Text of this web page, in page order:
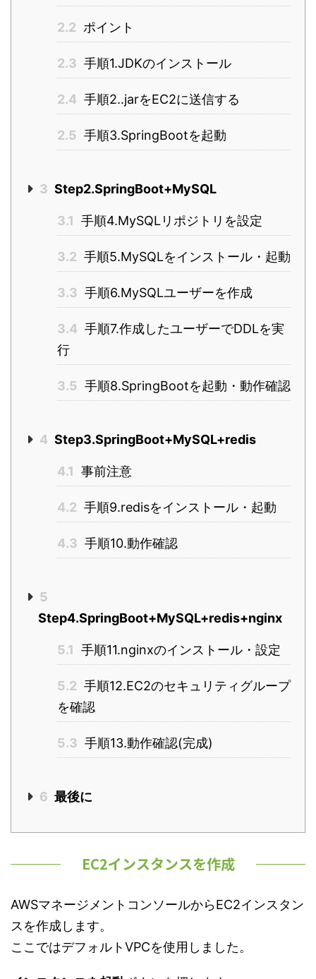
2.2 ポイント
2.3 手順1.JDKのインストール
2.4 手順2..jarをEC2に送信する
2.5 手順3.SpringBootを起動
3 Step2.SpringBoot+MySQL
3.1 手順4.MySQLリポジトリを設定
3.2 手順5.MySQLをインストール・起動
3.3 手順6.MySQLユーザーを作成
3.4 手順7.作成したユーザーでDDLを実
行
3.5 手順8.SpringBootを起動・動作確認
4 Step3.SpringBoot+MySQL+redis
4.1 事前注意
4.2 手順9.redisをインストール・起動
4.3 手順10.動作確認
5
Step4.SpringBoot+MySQL+redis+nginx
5.1 手順11.nginxのインストール・設定
5.2 手順12.EC2のセキュリティグループ
を確認
5.3 手順13.動作確認(完成)
6 最後に
EC2インスタンスを作成
AWSマネージメントコンソールからEC2インスタン
スを作成します。
ここではデフォルトVPCを使用しました。